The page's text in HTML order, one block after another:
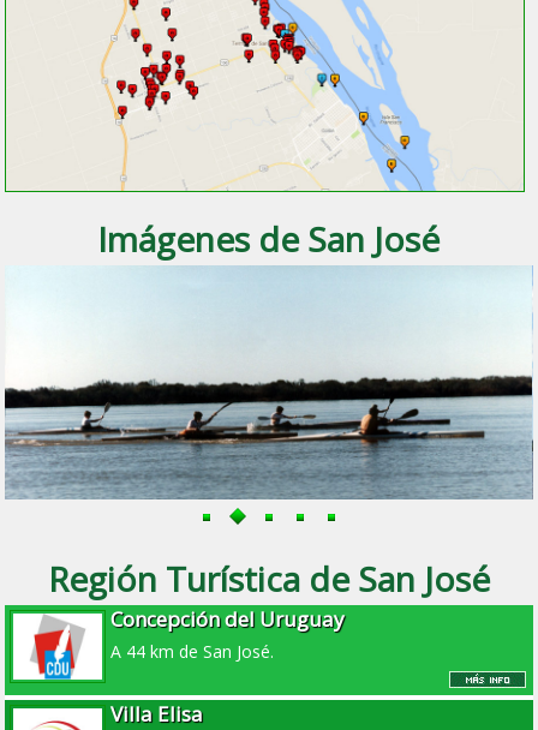
Imágenes de San José
Región Turística de San José
Concepción del Uruguay
A 44 km de San José.
Villa Elisa